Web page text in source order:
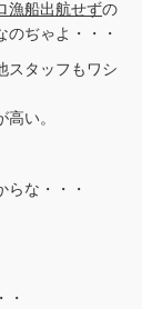
漁船出航せずの
ぢゃよ・・・
スタッフもワシ
い。
らな・・・
・